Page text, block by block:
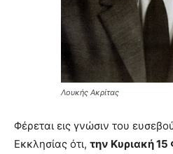
Λουκής Ακρίτας
Φέρεται εις γνώσιν του
Εκκλησίας ότι, την Κυριακή